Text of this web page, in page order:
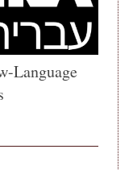
Language